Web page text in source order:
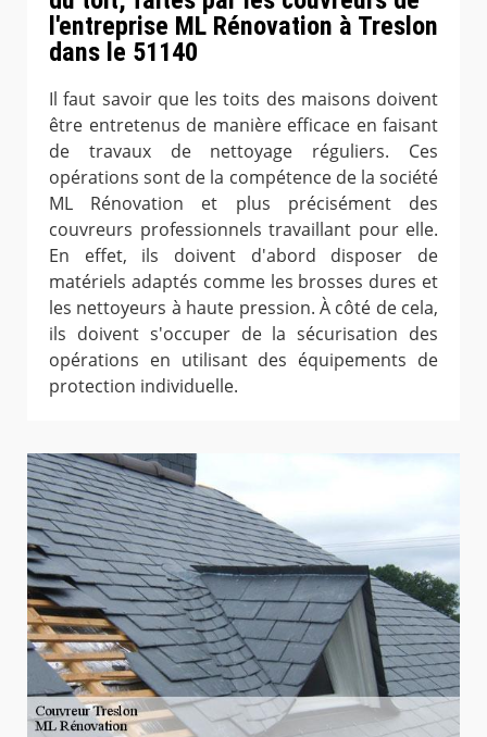
l'entreprise ML Rénovation à Treslon
dans le 51140
Il faut savoir que les toits des maisons doivent
être entretenus de manière efficace en faisant
de travaux de nettoyage réguliers. Ces
opérations sont de la compétence de la société
ML Rénovation et plus précisément des
couvreurs professionnels travaillant pour elle.
En effet, ils doivent d'abord disposer de
matériels adaptés comme les brosses dures et
les nettoyeurs à haute pression. À côté de cela,
ils doivent s'occuper de la sécurisation des
opérations en utilisant des équipements de
protection individuelle.